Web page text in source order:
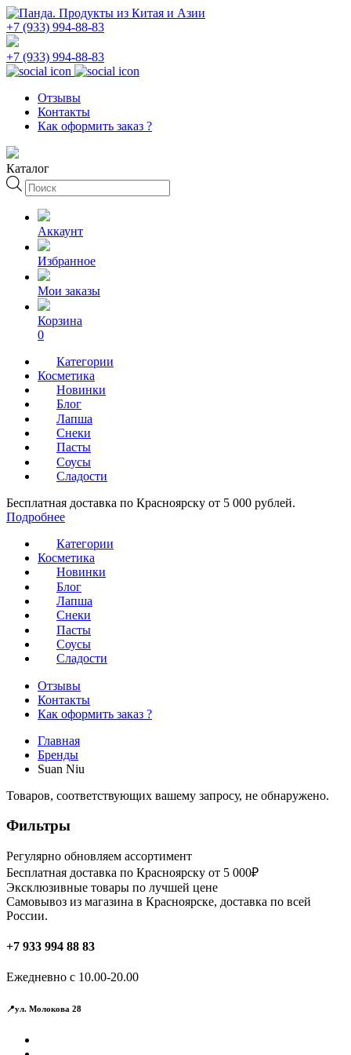
+7 (933) 994-88-83
+7 (933) 994-88-83
Отзывы
Контакты
Как оформить заказ ?
Каталог
Поиск
товаров
Аккаунт
Избранное
Мои заказы
Корзина
0
Категории
Косметика
Новинки
Блог
Лапша
Снеки
Пасты
Соусы
Сладости
Бесплатная доставка по Красноярску от 5 000 рублей.
Подробнее
Категории
Косметика
Новинки
Блог
Лапша
Снеки
Пасты
Соусы
Сладости
Отзывы
Контакты
Как оформить заказ ?
Главная
Бренды
Suan Niu
Товаров, соответствующих вашему запросу, не обнаружено.
Фильтры
Регулярно обновляем ассортимент
Бесплатная доставка по Красноярску от 5 000₽
Эксклюзивные товары по лучшей цене
Самовывоз из магазина в Красноярске, доставка по всей
России.
+7 933 994 88 83
Ежедневно с 10.00-20.00
📍ул. Молокова 28